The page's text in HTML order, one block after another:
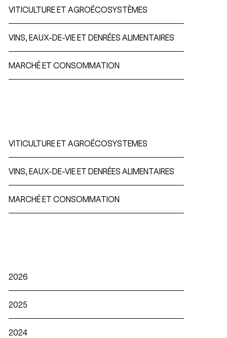
VITICULTURE ET AGROÉCOSYSTÈMES
VINS, EAUX-DE-VIE ET DENRÉES ALIMENTAIRES
MARCHÉ ET CONSOMMATION
VITICULTURE ET AGROÉCOSYSTEMES
VINS, EAUX-DE-VIE ET DENRÉES ALIMENTAIRES
MARCHÉ ET CONSOMMATION
2026
2025
2024